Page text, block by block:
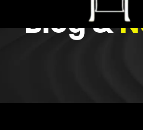
Blog &